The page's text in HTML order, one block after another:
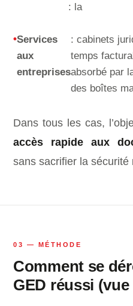
: la
Services
aux
entreprises
: cabinets
temps
absorbé par
des boîtes
Dans tous les cas,
accès rapide aux
sans sacrifier la sécurité
03 — MÉTHODE
Comment se
GED réussi